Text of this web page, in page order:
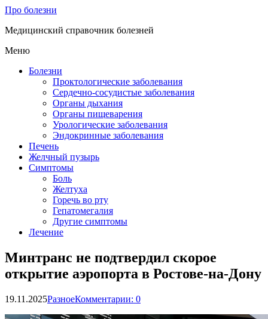
Про болезни
Медицинский справочник болезней
Меню
Болезни
Проктологические заболевания
Сердечно-сосудистые заболевания
Органы дыхания
Органы пищеварения
Урологические заболевания
Эндокринные заболевания
Печень
Желчный пузырь
Симптомы
Боль
Желтуха
Горечь во рту
Гепатомегалия
Другие симптомы
Лечение
Минтранс не подтвердил скорое
открытие аэропорта в Ростове-на-Дону
19.11.2025РазноеКомментарии: 0